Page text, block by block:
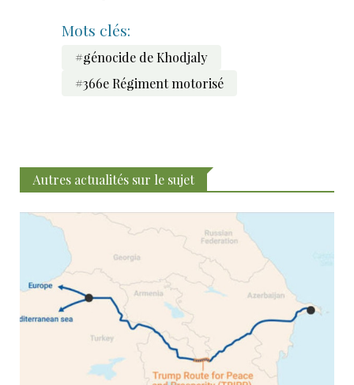
Mots clés:
#génocide de Khodjaly
#366e Régiment motorisé
Autres actualités sur le sujet